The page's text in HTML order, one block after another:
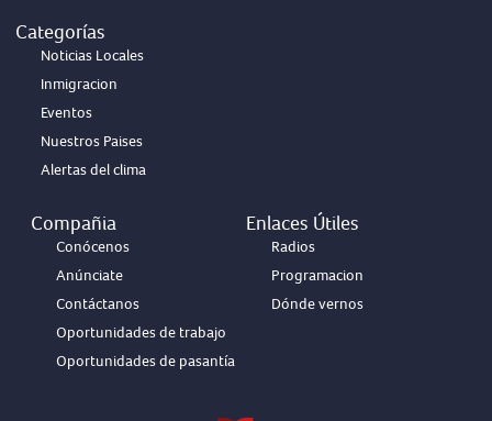
Categorías
Noticias Locales
Inmigracion
Eventos
Nuestros Paises
Alertas del clima
Compañia
Conócenos
Anúnciate
Contáctanos
Oportunidades de trabajo
Oportunidades de pasantía
Enlaces Útiles
Radios
Programacion
Dónde vernos